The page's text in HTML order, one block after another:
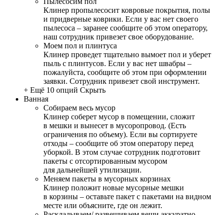
Клинер пропылесосит ковровые покрытия, полы
и придверные коврики. Если у вас нет своего
пылесоса – заранее сообщите об этом оператору,
наш сотрудник привезет свое оборудование.
Моем пол и плинтуса
Клинер проведет тщательно вымоет пол и уберет
пыль с плинтусов. Если у вас нет швабры –
пожалуйста, сообщите об этом при оформлении
заявки. Сотрудник привезет свой инструмент.
+ Ещё 10 опций Скрыть
Ванная
Собираем весь мусор
Клинер соберет мусор в помещении, сложит
в мешки и вынесет в мусоропровод. (Есть
ограничения по объему). Если вы сортируете
отходы – сообщите об этом оператору перед
уборкой. В этом случае сотрудник подготовит
пакеты с отсортированным мусором
для дальнейшей утилизации.
Меняем пакеты в мусорных корзинах
Клинер положит новые мусорные мешки
в корзины – оставьте пакет с пакетами на видном
месте или объясните, где он лежит.